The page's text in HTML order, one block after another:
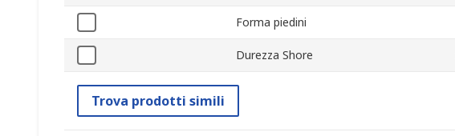
Forma piedini
Durezza Shore
Trova prodotti simili